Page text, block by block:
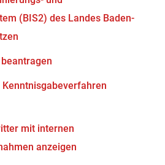
(BIS2) des Landes Baden-
mit internen
anzeigen